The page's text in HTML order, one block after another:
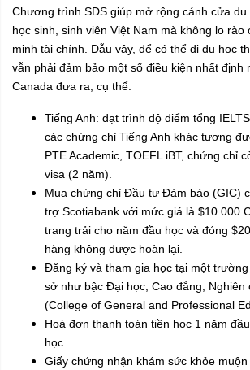
Chương trình SDS giúp mở rộng cánh cửa du
học sinh, sinh viên Việt Nam mà không lo rào
minh tài chính. Dẫu vậy, để có thể đi du học
vẫn phải đảm bảo một số điều kiện nhất định
Canada đưa ra, cụ thể:
Tiếng Anh: đạt trình độ điểm tổng
các chứng chỉ Tiếng Anh khác tương
PTE Academic, TOEFL iBT, chứng chỉ
visa (2 năm).
Mua chứng chỉ Đầu tư Đảm bảo (GIC)
trợ Scotiabank với mức giá là $10.000
trang trải cho năm đầu học và đóng
hàng không được hoàn lại.
Đăng ký và tham gia học tại một
sở như bậc Đại học, Cao đẳng, Nghiên
(College of General and Professional
Hoá đơn thanh toán tiền học 1 năm
học.
Giấy chứng nhận khám sức khỏe